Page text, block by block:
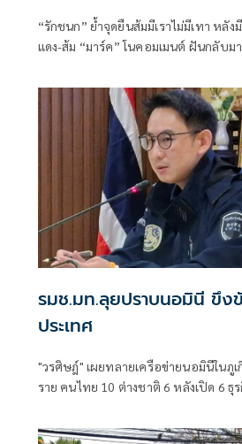
“รักชนก” ย้ำจุดยืนส้มมีเราไม่มีเทา หลัง
แดง-ส้ม “มาร์ค” โนคอมเมนต์ ฝันกลับ
รมช.มท.ลุยปราบนอมินี ขึง
ประเทศ
"วรศิษฎ์" เผยทลายเครือข่ายนอมินีในภู
ราย คนไทย 10 ต่างชาติ 6 หลังเปิด 6 ธุ